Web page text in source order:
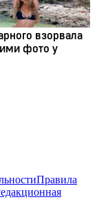
Правила